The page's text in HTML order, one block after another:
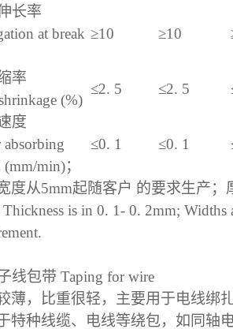
长率
at break ≥10 ≥10
率
(%)
≤2. 5 ≤2. 5
度
absorbing
(mm/min)；
≤0. 1 ≤0. 1
度从5mm起随客户 的要求生产；
is in 0. 1- 0. 2mm; Widths
线包带 Taping for wire
薄， 比重很轻， 主要用于电线绑
特种线缆、电线等绕包，如同轴